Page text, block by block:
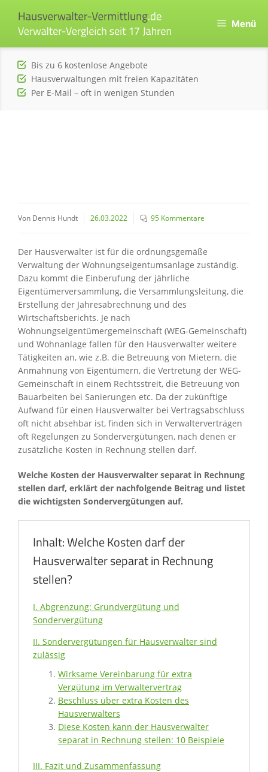
Inhalt
springen
Menü
Bis zu 6 kostenlose Angebote
Hausverwaltungen mit freien Kapazitäten
Per E-Mail – oft in wenigen Stunden
Von Dennis Hundt 26.03.2022 95 Kommentare
Der Hausverwalter ist für die ordnungsgemäße
Verwaltung der Wohnungseigentumsanlage zuständig.
Dazu kommt die Einberufung der jährliche
Eigentümerversammlung, die Versammlungsleitung, die
Erstellung der Jahresabrechnung und des
Wirtschaftsberichts. Je nach
Wohnungseigentümergemeinschaft (WEG-Gemeinschaft)
und Wohnanlage fallen für den Hausverwalter weitere
Tätigkeiten an, wie z.B. die Betreuung von Mietern, die
Anmahnung von Eigentümern, die Vertretung der WEG-
Gemeinschaft in einem Rechtsstreit, die Betreuung von
Bauarbeiten bei Sanierungen etc. Da der zukünftige
Aufwand für einen Hausverwalter bei Vertragsabschluss
oft nicht absehbar ist, finden sich in Verwalterverträgen
oft Regelungen zu Sondervergütungen, nach denen er
zusätzliche Kosten in Rechnung stellen darf.
Welche Kosten der Hausverwalter separat in Rechnung
stellen darf, erklärt der nachfolgende Beitrag und listet
die wichtigsten Sondervergütungen auf.
Inhalt: Welche Kosten darf der
Hausverwalter separat in Rechnung
stellen?
I. Abgrenzung: Grundvergütung und
Sondervergütung
II. Sondervergütungen für Hausverwalter sind
zulässig
Wirksame Vereinbarung für extra
Vergütung im Verwaltervertrag
Beschluss über extra Kosten des
Hausverwalters
Diese Kosten kann der Hausverwalter
separat in Rechnung stellen: 10 Beispiele
III. Fazit und Zusammenfassung